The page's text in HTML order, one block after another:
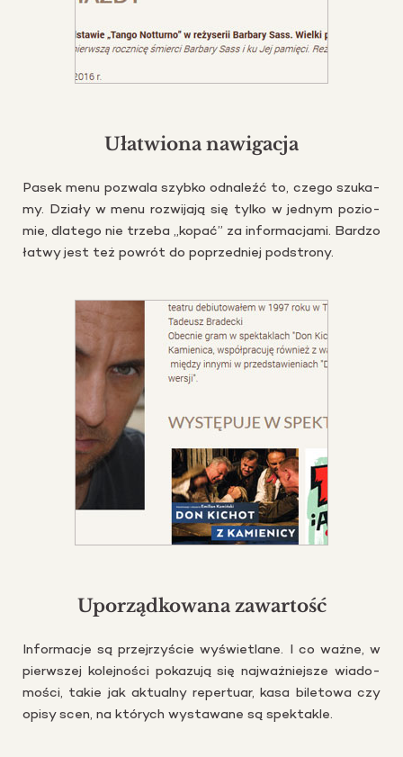
Ułatwiona nawigacja
Pasek menu po­zwa­la szyb­ko od­na­leźć to, czego szu­ka­
my. Dzia­ły w menu roz­wi­ja­ją się tylko w jed­nym po­zio­
mie, dla­te­go nie trze­ba „kopać” za in­for­ma­cja­mi. Bar­dzo
łatwy jest też po­wrót do po­przed­niej pod­stro­ny.
Uporządkowana zawartość
In­for­ma­cje są przej­rzy­ście wy­świe­tla­ne. I co ważne, w
pierw­szej ko­lej­no­ści po­ka­zu­ją się naj­waż­niej­sze wia­do­
mo­ści, takie jak ak­tu­al­ny re­per­tu­ar, kasa bi­le­to­wa czy
opisy scen, na któ­rych wy­sta­wa­ne są spek­ta­kle.